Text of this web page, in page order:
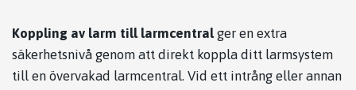
Koppling av larm till larmcentralger en extra
säkerhetsnivå genom att direkt koppla ditt larmsystem
till en övervakad larmcentral. Vid ett intrång eller annan